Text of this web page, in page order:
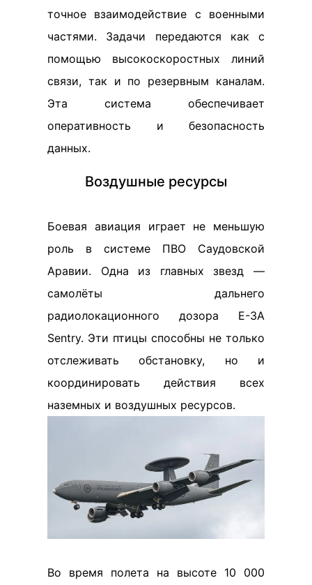
точное взаимодействие с военными
частями. Задачи передаются как с
помощью высокоскоростных линий
связи, так и по резервным каналам.
Эта система обеспечивает
оперативность и безопасность
данных.
Воздушные ресурсы
Боевая авиация играет не меньшую
роль в системе ПВО Саудовской
Аравии. Одна из главных звезд —
самолёты дальнего
радиолокационного дозора E-3A
Sentry. Эти птицы способны не только
отслеживать обстановку, но и
координировать действия всех
наземных и воздушных ресурсов.
Во время полета на высоте 10 000